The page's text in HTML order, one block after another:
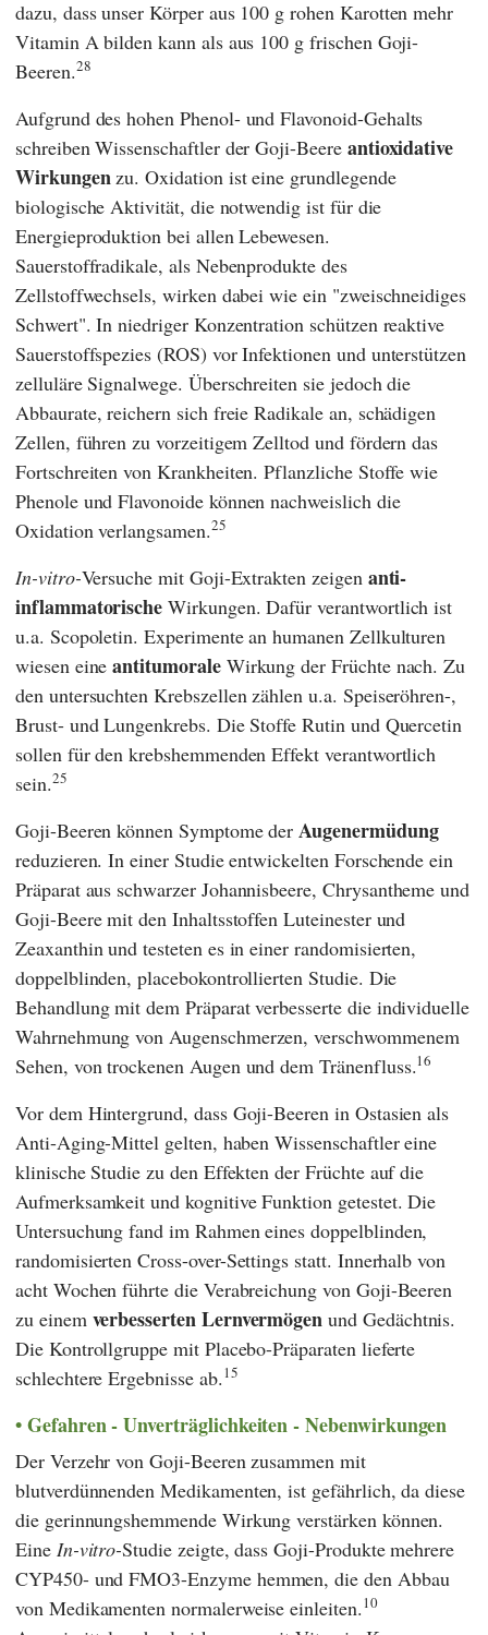
dazu, dass unser Körper aus 100 g rohen Karotten mehr
Vitamin A bilden kann als aus 100 g frischen Goji-
Beeren.28
Aufgrund des hohen Phenol- und Flavonoid-Gehalts
schreiben Wissenschaftler der Goji-Beere antioxidative
Wirkungenzu. Oxidation ist eine grundlegende
biologische Aktivität, die notwendig ist für die
Energieproduktion bei allen Lebewesen.
Sauerstoffradikale, als Nebenprodukte des
Zellstoffwechsels, wirken dabei wie ein "zweischneidiges
Schwert". In niedriger Konzentration schützen reaktive
Sauerstoffspezies (ROS) vor Infektionen und unterstützen
zelluläre Signalwege. Überschreiten sie jedoch die
Abbaurate, reichern sich freie Radikale an, schädigen
Zellen, führen zu vorzeitigem Zelltod und fördern das
Fortschreiten von Krankheiten. Pflanzliche Stoffe wie
Phenole und Flavonoide können nachweislich die
Oxidation verlangsamen.25
In-vitro-Versuche mit Goji-Extrakten zeigen anti-
inflammatorische Wirkungen. Dafür verantwortlich ist
u.a. Scopoletin. Experimente an humanen Zellkulturen
wiesen eineantitumoraleWirkung der Früchte nach. Zu
den untersuchten Krebszellen zählen u.a. Speiseröhren-,
Brust- und Lungenkrebs. Die Stoffe Rutin und Quercetin
sollen für den krebshemmenden Effekt verantwortlich
sein.25
Goji-Beeren können Symptome derAugenermüdung
reduzieren. In einer Studie entwickelten Forschende ein
Präparat aus schwarzer Johannisbeere, Chrysantheme und
Goji-Beere mit den Inhaltsstoffen Luteinester und
Zeaxanthin und testeten es in einer randomisierten,
doppelblinden, placebokontrollierten Studie. Die
Behandlung mit dem Präparat verbesserte die individuelle
Wahrnehmung von Augenschmerzen, verschwommenem
Sehen, von trockenen Augen und dem Tränenfluss.16
Vor dem Hintergrund, dass Goji-Beeren in Ostasien als
Anti-Aging-Mittel gelten, haben Wissenschaftler eine
klinische Studie zu den Effekten der Früchte auf die
Aufmerksamkeit und kognitive Funktion getestet. Die
Untersuchung fand im Rahmen eines doppelblinden,
randomisierten Cross-over-Settings statt. Innerhalb von
acht Wochen führte die Verabreichung von Goji-Beeren
zu einemverbesserten Lernvermögen und Gedächtnis.
Die Kontrollgruppe mit Placebo-Präparaten lieferte
schlechtere Ergebnisse ab.15
Gefahren - Unverträglichkeiten - Nebenwirkungen
Der Verzehr von Goji-Beeren zusammen mit
blutverdünnenden Medikamenten, ist gefährlich, da diese
die gerinnungshemmende Wirkung verstärken können.
Eine In-vitro-Studie zeigte, dass Goji-Produkte mehrere
CYP450- und FMO3-Enzyme hemmen, die den Abbau
von Medikamenten normalerweise einleiten.10